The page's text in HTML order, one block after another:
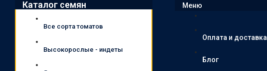
Каталог семян
Все сорта томатов
Высокорослые - индеты
Меню
Оплата и доставка
Блог